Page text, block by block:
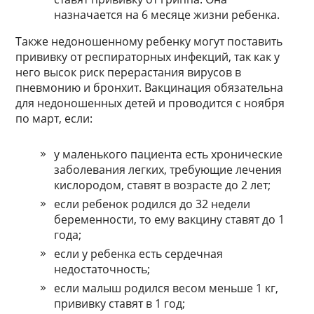
назначается на 6 месяце жизни ребенка.
Также недоношенному ребенку могут поставить
прививку от респираторных инфекций, так как у
него высок риск перерастания вирусов в
пневмонию и бронхит. Вакцинация обязательна
для недоношенных детей и проводится с ноября
по март, если:
у маленького пациента есть хронические
заболевания легких, требующие лечения
кислородом, ставят в возрасте до 2 лет;
если ребенок родился до 32 недели
беременности, то ему вакцину ставят до 1
года;
если у ребенка есть сердечная
недостаточность;
если малыш родился весом меньше 1 кг,
прививку ставят в 1 год;